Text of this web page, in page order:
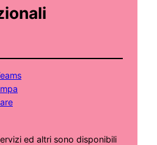
ed altri sono disponibili